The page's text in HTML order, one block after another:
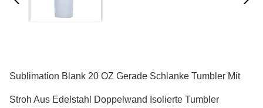
Sublimation Blank 20 OZ Gerade Schlanke Tumbler Mit
Stroh Aus Edelstahl Doppelwand Isolierte Tumbler